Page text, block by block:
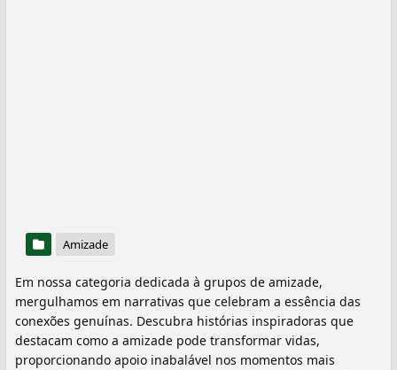
Amizade
Em nossa categoria dedicada à grupos de amizade,
mergulhamos em narrativas que celebram a essência das
conexões genuínas. Descubra histórias inspiradoras que
destacam como a amizade pode transformar vidas,
proporcionando apoio inabalável nos momentos mais